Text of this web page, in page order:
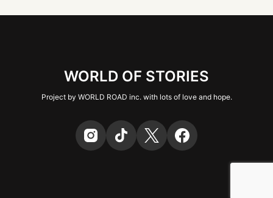
WORLD OF STORIES
Project by WORLD ROAD inc. with lots of love and hope.